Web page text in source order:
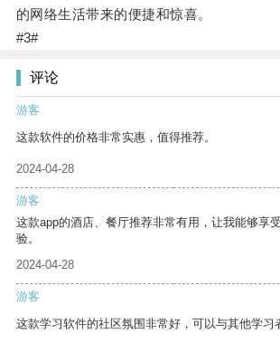
的网络生活带来的便捷和惊喜。
#3#
评论
游客
这款软件的价格非常实惠，值得推荐。
2024-04-28
游客
这款app的酒店、餐厅推荐非常有用，让我能够享
验。
2024-04-28
游客
这款学习软件的社区氛围非常好，可以与其他学习